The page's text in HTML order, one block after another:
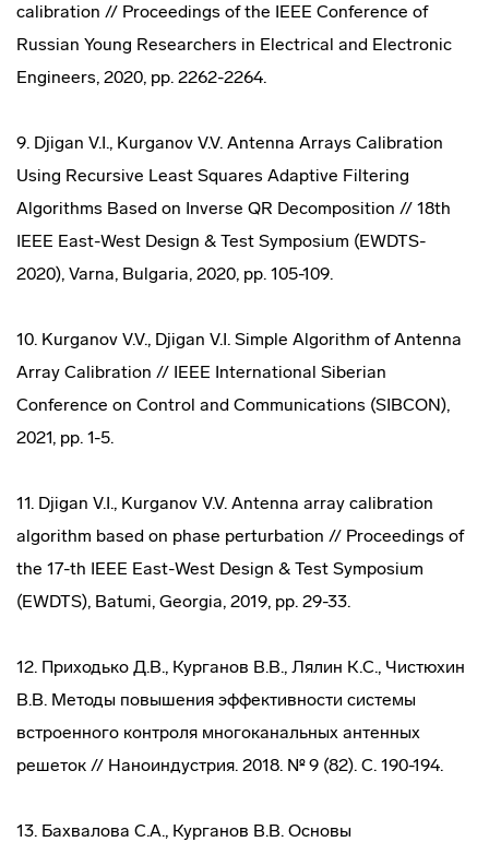
calibration // Proceedings of the IEEE Conference of
Russian Young Researchers in Electrical and Electronic
Engineers, 2020, pp. 2262-2264.
9. Djigan V.I., Kurganov V.V. Antenna Arrays Calibration
Using Recursive Least Squares Adaptive Filtering
Algorithms Based on Inverse QR Decomposition // 18th
IEEE East-West Design & Test Symposium (EWDTS-
2020), Varna, Bulgaria, 2020, pp. 105-109.
10. Kurganov V.V., Djigan V.I. Simple Algorithm of Antenna
Array Calibration // IEEE International Siberian
Conference on Control and Communications (SIBCON),
2021, pp. 1-5.
11. Djigan V.I., Kurganov V.V. Antenna array calibration
algorithm based on phase perturbation // Proceedings of
the 17-th IEEE East-West Design & Test Symposium
(EWDTS), Batumi, Georgia, 2019, pp. 29-33.
12. Приходько Д.В., Курганов В.В., Лялин К.С., Чистюхин
В.В. Методы повышения эффективности системы
встроенного контроля многоканальных антенных
решеток // Наноиндустрия. 2018. № 9 (82). С. 190-194.
13. Бахвалова С.А., Курганов В.В. Основы